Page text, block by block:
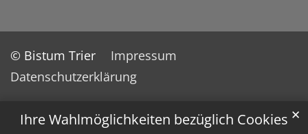
Ihre Wahlmöglichkeiten bezüglich Cookies ✕
© Bistum Trier
Impressum
Datenschutzerklärung